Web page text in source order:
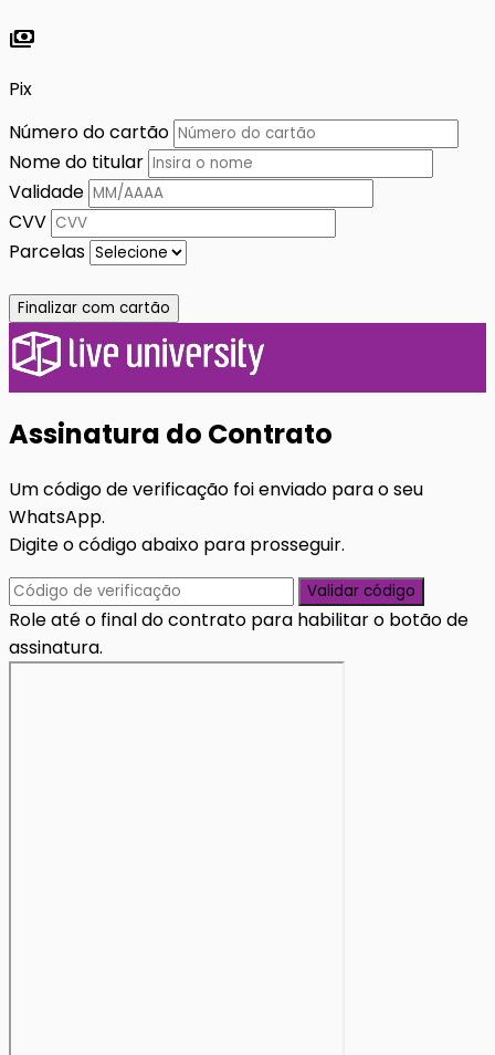
payments
Pix
Número do cartão
Nome do titular
Validade
CVV
Parcelas
Finalizar com cartão
Assinatura do Contrato
Um código de verificação foi enviado para o seu
WhatsApp.
Digite o código abaixo para prosseguir.
Validar código
Role até o final do contrato para habilitar o botão de
assinatura.